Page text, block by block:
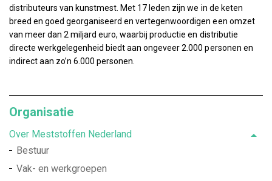
distributeurs van kunstmest. Met 17 leden zijn we in de keten
breed en goed georganiseerd en vertegenwoordigen een omzet
van meer dan 2 miljard euro, waarbij productie en distributie
directe werkgelegenheid biedt aan ongeveer 2.000 personen en
indirect aan zo’n 6.000 personen.
Organisatie
Over Meststoffen Nederland
Bestuur
Vak- en werkgroepen